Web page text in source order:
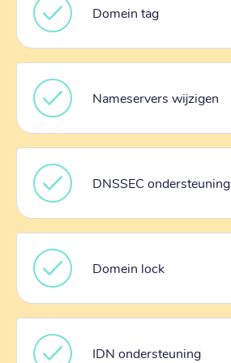
Domein tag
Nameservers wijzigen
DNSSEC ondersteuning
Domein lock
IDN ondersteuning